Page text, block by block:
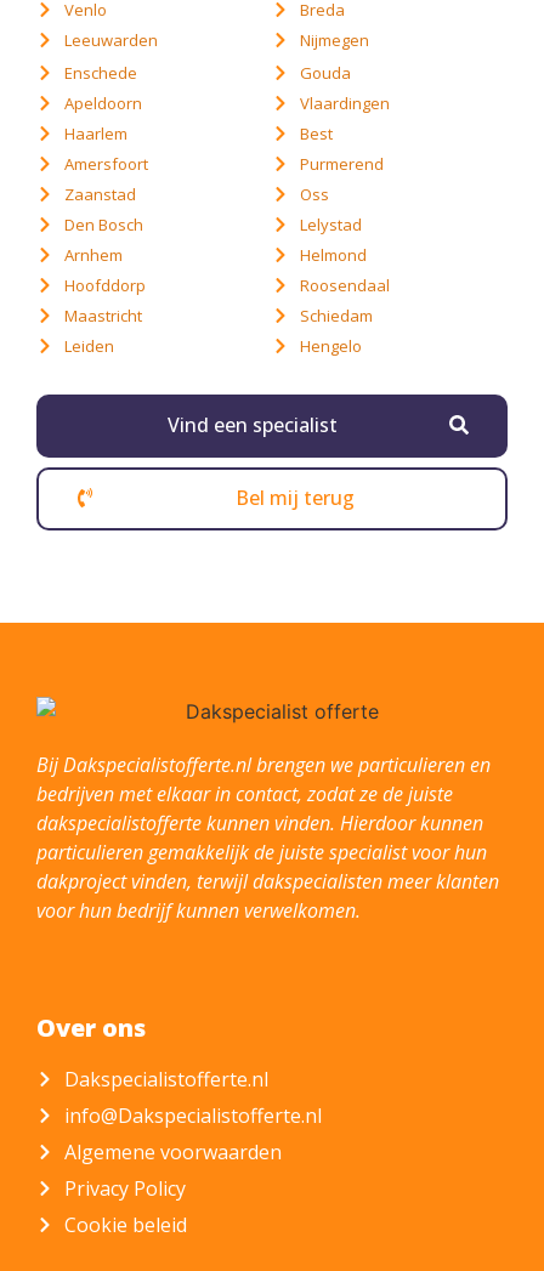
Venlo
Leeuwarden
Breda
Nijmegen
Enschede
Apeldoorn
Haarlem
Amersfoort
Zaanstad
Den Bosch
Arnhem
Hoofddorp
Maastricht
Leiden
Gouda
Vlaardingen
Best
Purmerend
Oss
Lelystad
Helmond
Roosendaal
Schiedam
Hengelo
Vind een specialist
Bel mij terug
Bij Dakspecialistofferte.nl brengen we particulieren en
bedrijven met elkaar in contact, zodat ze de juiste
dakspecialistofferte kunnen vinden. Hierdoor kunnen
particulieren gemakkelijk de juiste specialist voor hun
dakproject vinden, terwijl dakspecialisten meer klanten
voor hun bedrijf kunnen verwelkomen.
Over ons
Dakspecialistofferte.nl
info@Dakspecialistofferte.nl
Algemene voorwaarden
Privacy Policy
Cookie beleid